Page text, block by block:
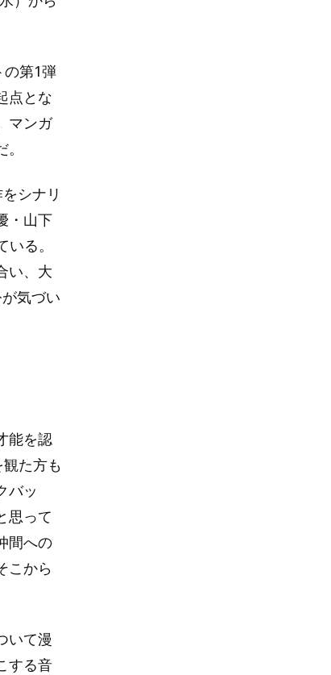
の第1弾
点とな
マンガ
シナリ
・山下
る。
い、大
気づい
能を認
た方も
バッ
思って
間への
こから
いて漫
する音